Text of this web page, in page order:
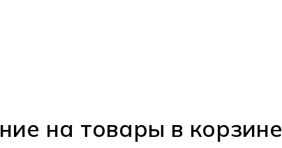
на товары в корзине